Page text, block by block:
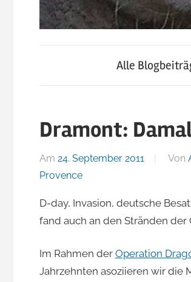
JacoBlök
der
Blog
von
Andi
skigebiete.ch
Alle
Dramont:
Am 24. September 2011 Von
Provence
D-day, Invasion, deutsche
fand auch an den Stränden der
Im Rahmen der Operation
Jahrzehnten asoziieren wir die